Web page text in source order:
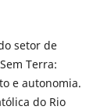
setor de
Terra:
e autonomia.
do Rio